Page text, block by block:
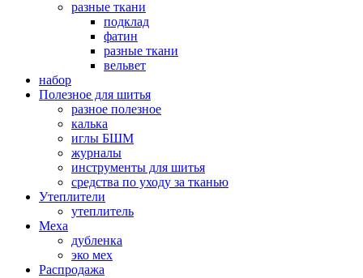
разные ткани
подклад
фатин
разные ткани
вельвет
набор
Полезное для шитья
разное полезное
калька
иглы БШМ
журналы
инструменты для шитья
средства по уходу за тканью
Утеплители
утеплитель
Меха
дубленка
эко мех
Распродажа